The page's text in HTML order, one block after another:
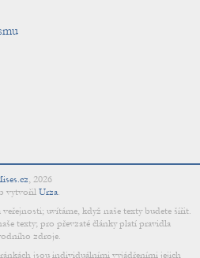
, 2026
vytvořil Urza.
uvítáme, když naše texty budete šířit.
texty; pro převzaté články platí pravidla
zdroje.
jsou individuálními vyjádřeními jejich